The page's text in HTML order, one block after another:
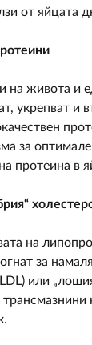
от яйцата
на живота и
укрепват и
за
протеина в
на
за
или